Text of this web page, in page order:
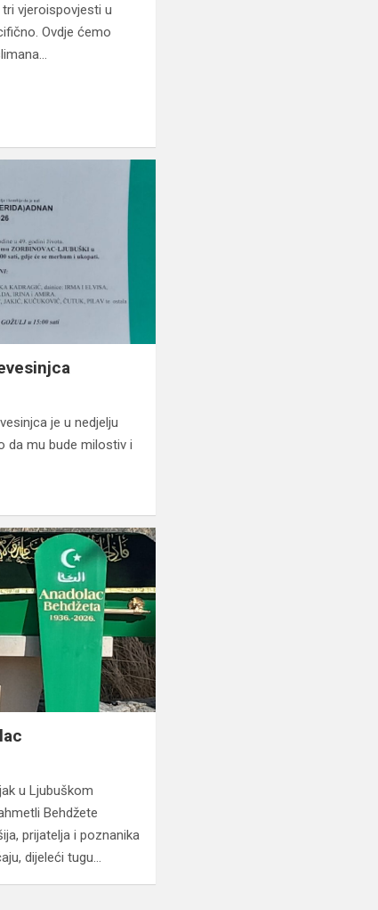
vjeroispovjesti u
Ovdje ćemo
je u nedjelju
da mu bude milostiv i
u Ljubuškom
Behdžete
prijatelja i poznanika
dijeleći tugu…